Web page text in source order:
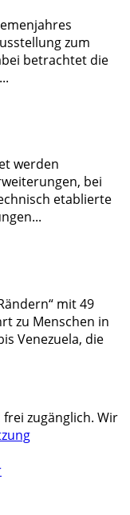
zum
betrachtet die
...
werden
bei
etablierte
...
mit 49
zu Menschen in
Venezuela, die
zugänglich. Wir